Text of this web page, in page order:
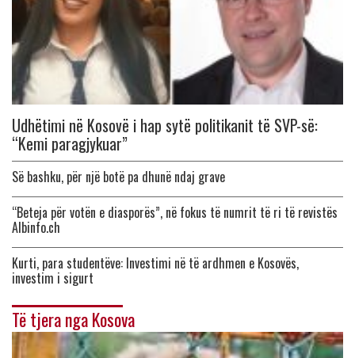
Udhëtimi në Kosovë i hap sytë politikanit të SVP-së:
“Kemi paragjykuar”
Së bashku, për një botë pa dhunë ndaj grave
“Beteja për votën e diasporës”, në fokus të numrit të ri të revistës
Albinfo.ch
Kurti, para studentëve: Investimi në të ardhmen e Kosovës,
investim i sigurt
Të tjera nga Kosova